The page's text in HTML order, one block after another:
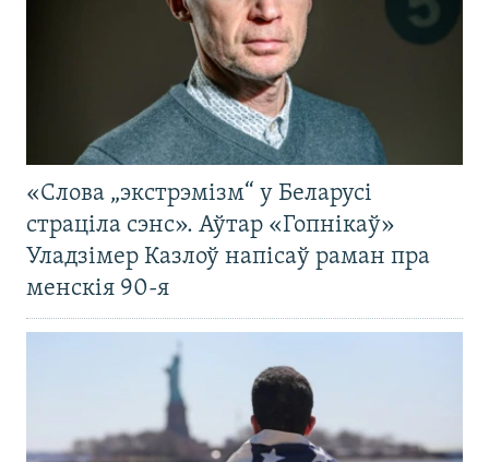
«Слова „экстрэмізм“ у Беларусі
страціла сэнс». Аўтар «Гопнікаў»
Уладзімер Казлоў напісаў раман пра
менскія 90-я